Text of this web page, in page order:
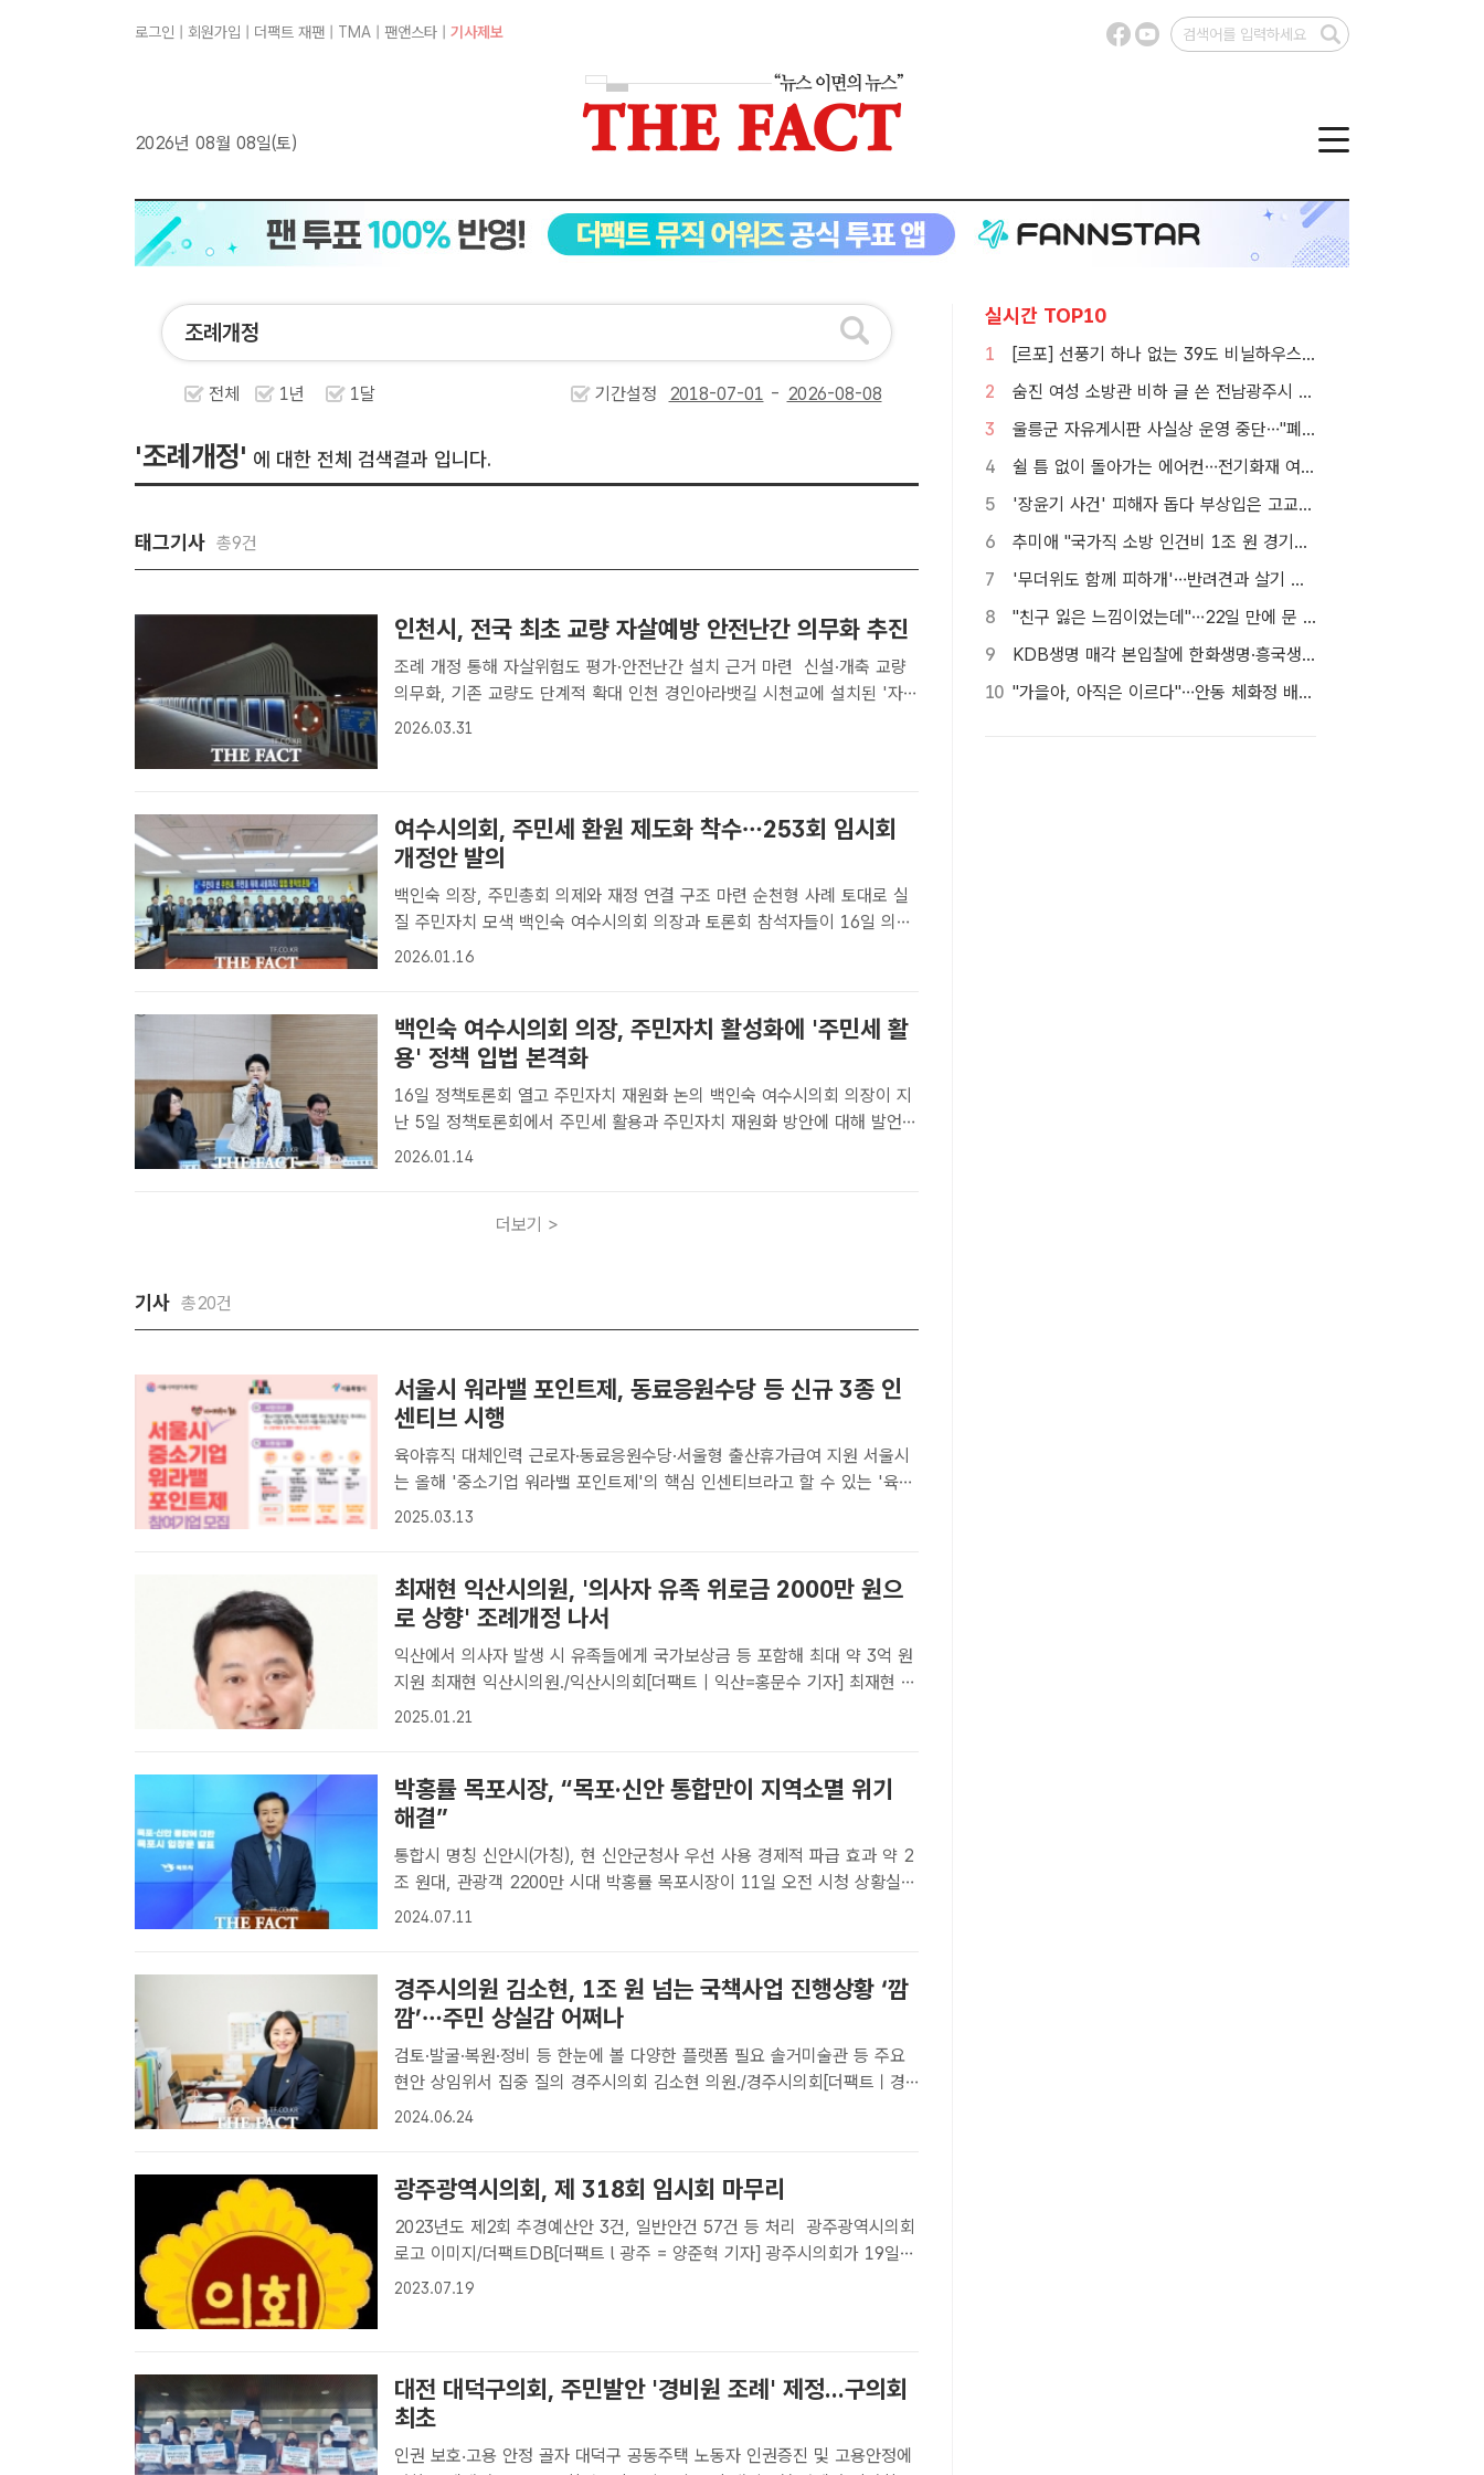
로그인 회원가입 더팩트 재팬 TMA 팬앤스타 기사제보
2026년 08월 08일(토)
전체 1년 1달 기간설정 -
'조례개정' 에 대한 전체 검색결과 입니다.
태그기사 총9건
인천시, 전국 최초 교량 자살예방 안전난간 의무화 추진
조례 개정 통해 자살위험도 평가·안전난간 설치 근거 마련 신설·개축 교량
의무화, 기존 교량도 단계적 확대 인천 경인아라뱃길 시천교에 설치된 '자살
예방 난간' /더팩트 DB[더팩트ㅣ인천=김재경 기자] 인천시는 교량에서 발
2026.03.31
여수시의회, 주민세 환원 제도화 착수…253회 임시회
개정안 발의
백인숙 의장, 주민총회 의제와 재정 연결 구조 마련 순천형 사례 토대로 실
질 주민자치 모색 백인숙 여수시의회 의장과 토론회 참석자들이 16일 의회
소회의실에서 열린 주민세 환원 제도 개선 입법 정책토론회를 마친 뒤 기념
2026.01.16
백인숙 여수시의회 의장, 주민자치 활성화에 '주민세 활
용' 정책 입법 본격화
16일 정책토론회 열고 주민자치 재원화 논의 백인숙 여수시의회 의장이 지
난 5일 정책토론회에서 주민세 활용과 주민자치 재원화 방안에 대해 발언하
고 있다. /고병채 기자[더팩트ㅣ여수=고병채 기자] 백인숙 여수시의회 의장
2026.01.14
더보기 >
기사 총20건
서울시 워라밸 포인트제, 동료응원수당 등 신규 3종 인
센티브 시행
육아휴직 대체인력 근로자·동료응원수당·서울형 출산휴가급여 지원 서울시
는 올해 '중소기업 워라밸 포인트제'의 핵심 인센티브라고 할 수 있는 '육아
지원 인센티브 3종'이 정부부처 협의, 조례개정, 예산편성 등 사전절차를 마
2025.03.13
최재현 익산시의원, '의사자 유족 위로금 2000만 원으
로 상향' 조례개정 나서
익산에서 의사자 발생 시 유족들에게 국가보상금 등 포함해 최대 약 3억 원
지원 최재현 익산시의원./익산시의회[더팩트 | 익산=홍문수 기자] 최재현 전
북 익산시의회 보건복지위원회 위원장이 대표발의한 ‘익산시 의사상자 예우
2025.01.21
박홍률 목포시장, “목포·신안 통합만이 지역소멸 위기
해결”
통합시 명칭 신안시(가칭), 현 신안군청사 우선 사용 경제적 파급 효과 약 2
조 원대, 관광객 2200만 시대 박홍률 목포시장이 11일 오전 시청 상황실에
서 목포·신안 통합과 관련해 입장문을 발표하고 있다./목포시[더팩트 | 목포
2024.07.11
경주시의원 김소현, 1조 원 넘는 국책사업 진행상황 ‘깜
깜’…주민 상실감 어쩌나
검토·발굴·복원·정비 등 한눈에 볼 다양한 플랫폼 필요 솔거미술관 등 주요
현안 상임위서 집중 질의 경주시의회 김소현 의원./경주시의회[더팩트ㅣ경
주=최대억 기자] 경북 경주시가 1조 150억 원을 들여 추진 중인 신라왕경
2024.06.24
광주광역시의회, 제 318회 임시회 마무리
2023년도 제2회 추경예산안 3건, 일반안건 57건 등 처리 광주광역시의회
로고 이미지/더팩트DB[더팩트 l 광주 = 양준혁 기자] 광주시의회가 19일
제318회 임시회 제2차 본회의를 개최하고 10일간의 회기를 마무리 지었
2023.07.19
대전 대덕구의회, 주민발안 '경비원 조례' 제정...구의회
최초
인권 보호‧고용 안정 골자 대덕구 공동주택 노동자 인권증진 및 고용안정에
실시간 TOP10
1
[르포] 선풍기 하나 없는 39도 비닐하우스…이주노동자의 '악몽같은 폭염'
2
숨진 여성 소방관 비하 글 쓴 전남광주시 공무원 입건
3
울릉군 자유게시판 사실상 운영 중단…"폐쇄" vs "소통창구 지켜야"
4
쉴 틈 없이 돌아가는 에어컨…전기화재 여름철에 몰린다
5
'장윤기 사건' 피해자 돕다 부상입은 고교생 의상자 인정
6
추미애 "국가직 소방 인건비 1조 원 경기도가 대납…재정개혁 시급"
7
'무더위도 함께 피하개'…반려견과 살기 좋은 자치구는 어디
8
"친구 잃은 느낌이었는데"…22일 만에 문 연 홈플러스 가보니[TF현장]
9
KDB생명 매각 본입찰에 한화생명·흥국생명·한투금융 등 3개사 참여
10
"가을아, 아직은 이르다"…안동 체화정 배롱나무의 마지막 여름